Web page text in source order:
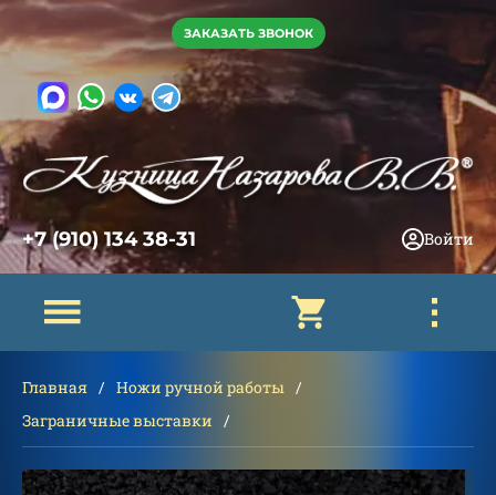
ЗАКАЗАТЬ ЗВОНОК
+7 (910) 134 38-31 Войти
Главная
Ножи ручной работы
Заграничные выставки